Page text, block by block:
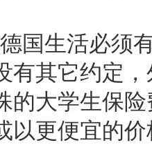
国生活必须
有其它约定
的大学生保
以更便宜的